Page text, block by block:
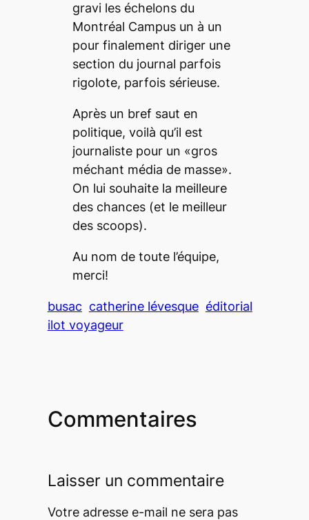
gravi les échelons du
Montréal Campus un à un
pour finalement diriger une
section du journal parfois
rigolote, parfois sérieuse.
Après un bref saut en
politique, voilà qu’il est
journaliste pour un «gros
méchant média de masse».
On lui souhaite la meilleure
des chances (et le meilleur
des scoops).
Au nom de toute l’équipe,
merci!
busac catherine lévesque éditorial
ilot voyageur
Commentaires
Laisser un commentaire
Votre adresse e-mail ne sera pas